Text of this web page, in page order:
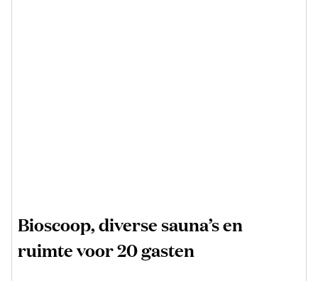
Bioscoop, diverse sauna’s en
ruimte voor 20 gasten